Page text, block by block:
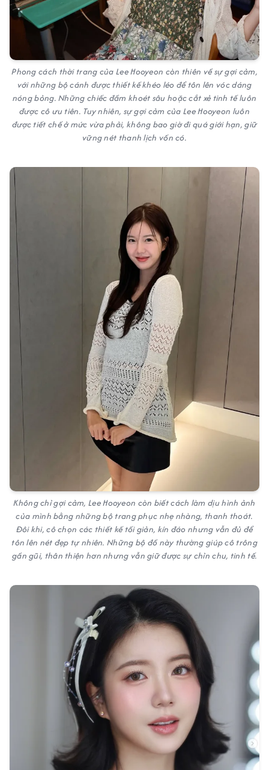
Phong cách thời trang của Lee Hooyeon còn thiên về sự gợi cảm,
với những bộ cánh được thiết kế khéo léo để tôn lên vóc dáng
nóng bỏng. Những chiếc đầm khoét sâu hoặc cắt xẻ tinh tế luôn
được cô ưu tiên. Tuy nhiên, sự gợi cảm của Lee Hooyeon luôn
được tiết chế ở mức vừa phải, không bao giờ đi quá giới hạn, giữ
vững nét thanh lịch vốn có.
Không chỉ gợi cảm, Lee Hooyeon còn biết cách làm dịu hình ảnh
của mình bằng những bộ trang phục nhẹ nhàng, thanh thoát.
Đôi khi, cô chọn các thiết kế tối giản, kín đáo nhưng vẫn đủ để
tôn lên nét đẹp tự nhiên. Những bộ đồ này thường giúp cô trông
gần gũi, thân thiện hơn nhưng vẫn giữ được sự chỉn chu, tinh tế.